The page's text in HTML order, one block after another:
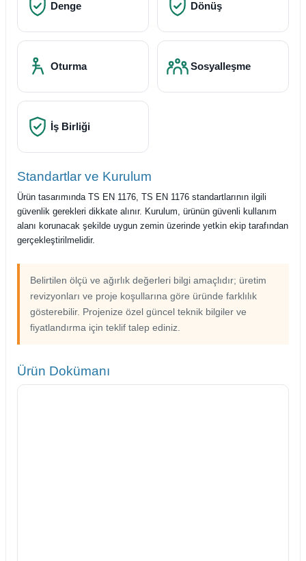
Denge Dönüş
Oturma Sosyalleşme
İş Birliği
Standartlar ve Kurulum
Ürün tasarımında TS EN 1176, TS EN 1176 standartlarının ilgili
güvenlik gerekleri dikkate alınır. Kurulum, ürünün güvenli kullanım
alanı korunacak şekilde uygun zemin üzerinde yetkin ekip tarafından
gerçekleştirilmelidir.
Belirtilen ölçü ve ağırlık değerleri bilgi amaçlıdır; üretim
revizyonları ve proje koşullarına göre üründe farklılık
gösterebilir. Projenize özel güncel teknik bilgiler ve
fiyatlandırma için teklif talep ediniz.
Ürün Dokümanı